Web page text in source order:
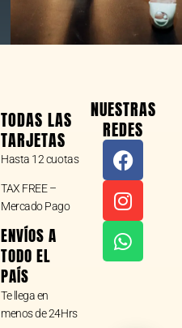
TODAS LAS
TARJETAS
Hasta 12 cuotas
TAX FREE –
Mercado Pago
ENVÍOS A
TODO EL
PAÍS
Te llega en
menos de 24Hrs
NUESTRAS
REDES
F
a
c
e
b
o
I
n
s
t
a
g
W
h
a
t
s
a